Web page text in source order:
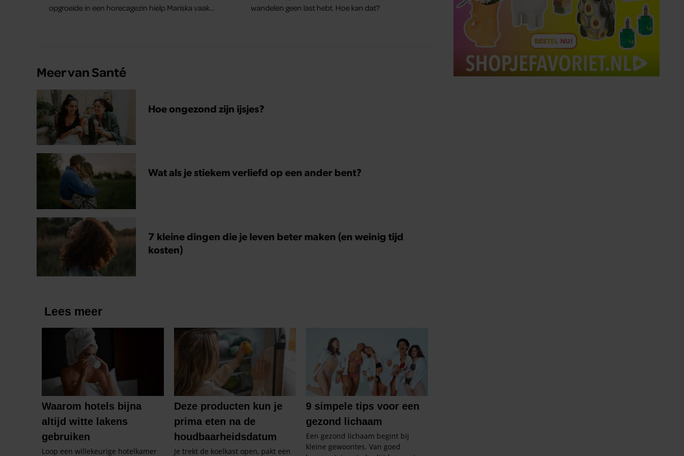
opgroeide in een horecagezin hielp Mariska vaak
wandelen geen last hebt. Hoe kan dat?
Meer van Santé
Hoe ongezond zijn ijsjes?
Wat als je stiekem verliefd op een ander bent?
7 kleine dingen die je leven beter maken (en weinig tijd
kosten)